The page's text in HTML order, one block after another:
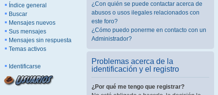
Índice general
Buscar
Mensajes nuevos
Sus mensajes
Mensajes sin respuesta
Temas activos
Identificarse
¿Con quién se puede contactar acerca de
abusos o usos ilegales relacionados con
este foro?
¿Cómo puedo ponerme en contacto con un
Administrador?
Problemas acerca de la
identificación y el registro
¿Por qué me tengo que registrar?